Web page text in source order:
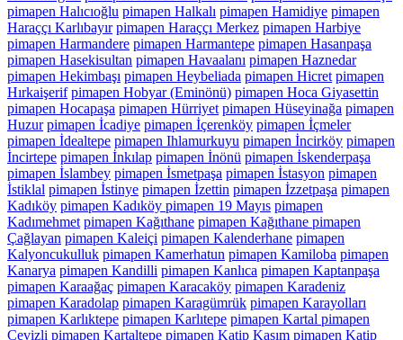
pimapen Halıcıoğlu pimapen Halkalı pimapen Hamidiye pimapen
Haraççı Karlıbayır pimapen Haraççı Merkez pimapen Harbiye
pimapen Harmandere pimapen Harmantepe pimapen Hasanpaşa
pimapen Hasekisultan pimapen Havaalanı pimapen Haznedar
pimapen Hekimbaşı pimapen Heybeliada pimapen Hicret pimapen
Hırkaişerif pimapen Hobyar (Eminönü) pimapen Hoca Giyasettin
pimapen Hocapaşa pimapen Hürriyet pimapen Hüseyinağa pimapen
Huzur pimapen İcadiye pimapen İçerenköy pimapen İçmeler
pimapen İdealtepe pimapen Ihlamurkuyu pimapen İncirköy pimapen
İncirtepe pimapen İnkılap pimapen İnönü pimapen İskenderpaşa
pimapen İslambey pimapen İsmetpaşa pimapen İstasyon pimapen
İstiklal pimapen İstinye pimapen İzettin pimapen İzzetpaşa pimapen
Kadıköy pimapen Kadıköy pimapen 19 Mayıs pimapen
Kadımehmet pimapen Kağıthane pimapen Kağıthane pimapen
Çağlayan pimapen Kaleiçi pimapen Kalenderhane pimapen
Kalyoncukulluk pimapen Kamerhatun pimapen Kamiloba pimapen
Kanarya pimapen Kandilli pimapen Kanlıca pimapen Kaptanpaşa
pimapen Karaağaç pimapen Karacaköy pimapen Karadeniz
pimapen Karadolap pimapen Karagümrük pimapen Karayolları
pimapen Karlıktepe pimapen Karlıtepe pimapen Kartal pimapen
Cevizli pimapen Kartaltepe pimapen Katip Kasım pimapen Katip